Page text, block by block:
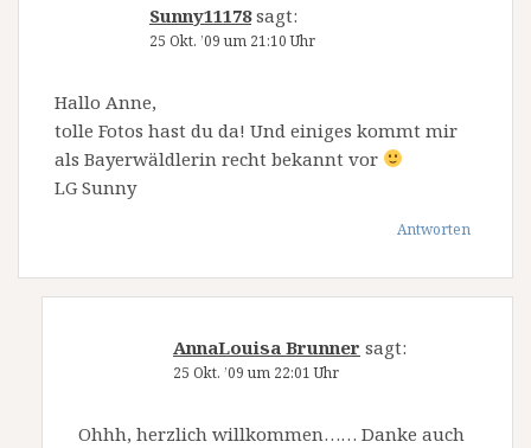
Sunny11178 sagt:
25 Okt. ’09 um 21:10 Uhr
Hallo Anne,
tolle Fotos hast du da! Und einiges kommt mir
als Bayerwäldlerin recht bekannt vor
LG Sunny
Antworten
AnnaLouisa Brunner sagt:
25 Okt. ’09 um 22:01 Uhr
Ohhh, herzlich willkommen…… Danke auch